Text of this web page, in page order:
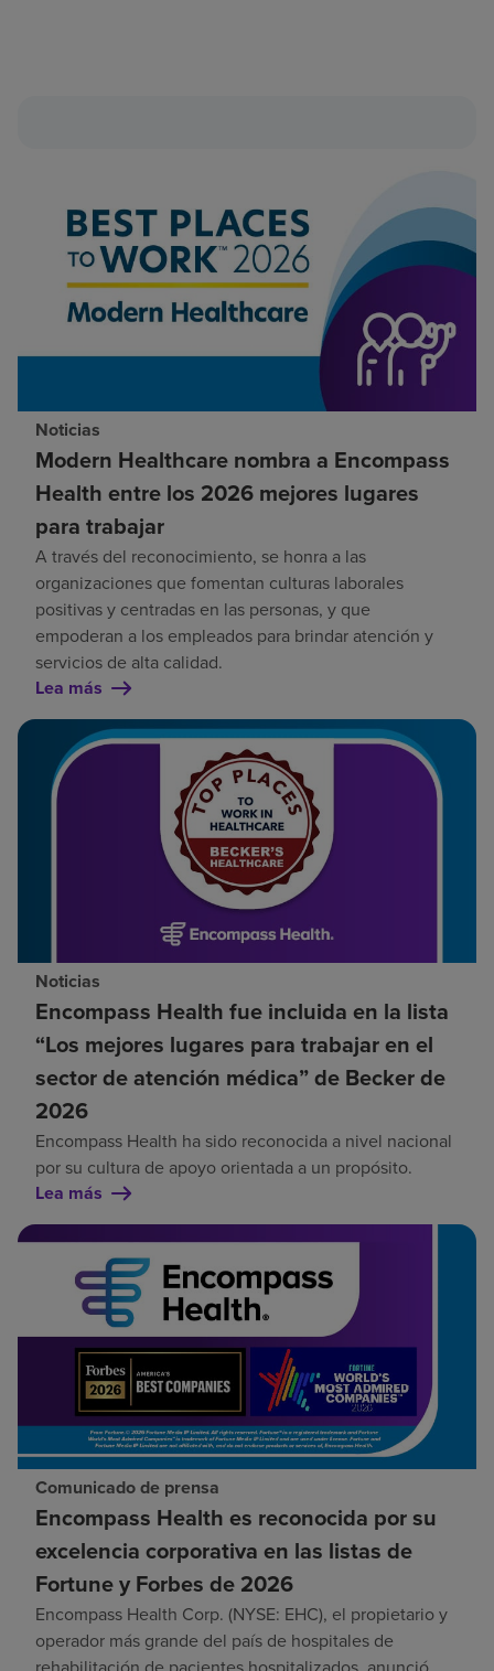
Noticias
Modern Healthcare nombra a Encompass
Health entre los 2026 mejores lugares
para trabajar
A través del reconocimiento, se honra a las
organizaciones que fomentan culturas laborales
positivas y centradas en las personas, y que
empoderan a los empleados para brindar atención y
servicios de alta calidad.
Lea más
Noticias
Encompass Health fue incluida en la lista
“Los mejores lugares para trabajar en el
sector de atención médica” de Becker de
2026
Encompass Health ha sido reconocida a nivel nacional
por su cultura de apoyo orientada a un propósito.
Lea más
Comunicado de prensa
Encompass Health es reconocida por su
excelencia corporativa en las listas de
Fortune y Forbes de 2026
Encompass Health Corp. (NYSE: EHC), el propietario y
operador más grande del país de hospitales de